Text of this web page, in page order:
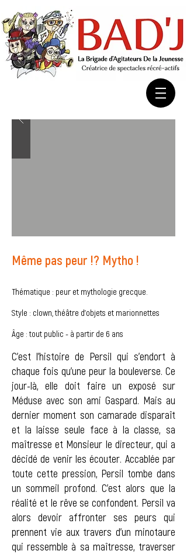
Même pas peur !? Mytho !
Thématique : peur et mythologie grecque.
Style : clown, théâtre d'objets et marionnettes
Âge : tout public - à partir de 6 ans
C'est l'histoire de Persil qui s'endort à
chaque fois qu'une peur la bouleverse. Ce
jour-là, elle doit faire un exposé sur
Méduse avec son ami Gaspard. Mais au
dernier moment son camarade disparaît
et la laisse seule face à la classe, sa
maîtresse et Monsieur le directeur, qui a
décidé de venir les écouter. Accablée par
toute cette pression, Persil tombe dans
un sommeil profond. C'est alors que la
réalité et le rêve se confondent. Persil va
alors devoir affronter ses peurs qui
prennent vie aux travers d'un minotaure
qui ressemble à sa maîtresse, traverser